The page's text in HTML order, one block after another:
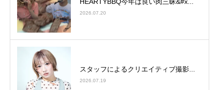
HEARTYBBQ今年は良い肉三昧&#x...
2026.07.20
スタッフによるクリエイティブ撮影...
2026.07.19